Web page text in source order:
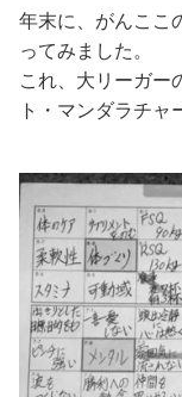
年末に、がんここ
ってみました。
これ、大リーガー
ト・マンダラチャ